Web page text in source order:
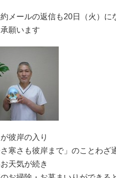
メールの返信も20日（火）に
願います
彼岸の入り
さ寒さも彼岸まで」のことわざ
天気が続き